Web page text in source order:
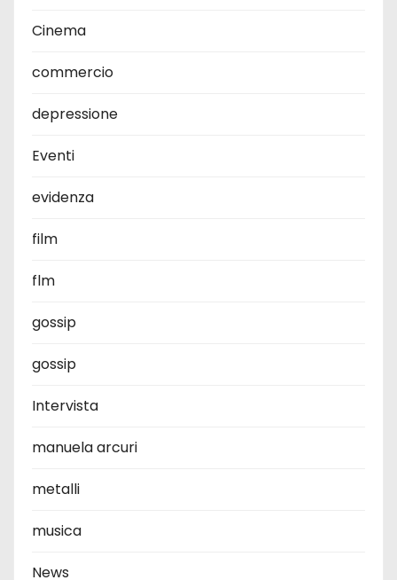
Cinema
commercio
depressione
Eventi
evidenza
film
flm
gossip
gossip
Intervista
manuela arcuri
metalli
musica
News